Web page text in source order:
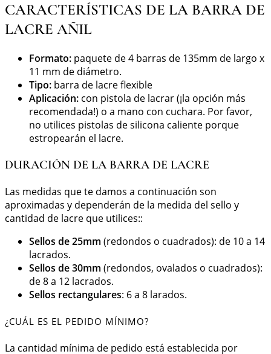
CARACTERÍSTICAS DE LA BARRA DE
LACRE AÑIL
Formato: paquete de 4 barras de 135mm de largo x
11 mm de diámetro.
Tipo: barra de lacre flexible
Aplicación: con pistola de lacrar (¡la opción más
recomendada!) o a mano con cuchara. Por favor,
no utilices pistolas de silicona caliente porque
estropearán el lacre.
DURACIÓN DE LA BARRA DE LACRE
Las medidas que te damos a continuación son
aproximadas y dependerán de la medida del sello y
cantidad de lacre que utilices::
Sellos de 25mm (redondos o cuadrados): de 10 a 14
lacrados.
Sellos de 30mm (redondos, ovalados o cuadrados):
de 8 a 12 lacrados.
Sellos rectangulares: 6 a 8 larados.
¿CUÁL ES EL PEDIDO MÍNIMO?
La cantidad mínima de pedido está establecida por